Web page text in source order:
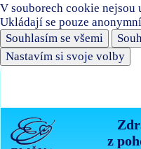
V souborech cookie nejsou
Ukládají se pouze
Souhlasím se všemi
Nastavím si svoje volby
z